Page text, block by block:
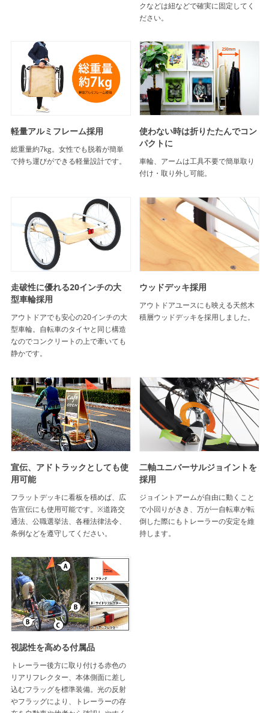
クなどは紐などで確実に固定してく
ださい。
軽量アルミフレーム採用
総重量約7kg。女性でも脱着が簡単
で持ち運びができる軽量設計です。
使わない時は折りたたんでコン
パクトに
車輪、アームは工具不要で簡単取り
付け・取り外し可能。
走破性に優れる20インチの大
型車輪採用
アウトドアでも安心の20インチの大
型車輪。自転車のタイヤと同じ構造
なのでコンクリートの上で牽いても
静かです。
ウッドデッキ採用
アウトドアユースにも映える天然木
積層ウッドデッキを採用しました。
宣伝、アドトラックとしても使
用可能
フラットデッキに看板を積めば、広
告宣伝にも使用可能です。※道路交
通法、公職選挙法、各種法律法令、
条例などを遵守してください。
二軸ユニバーサルジョイントを
採用
ジョイントアームが自由に動くこと
で小回りがきき、万が一自転車が転
倒した際にもトレーラーの安定を維
持します。
視認性を高める付属品
トレーラー後方に取り付ける赤色の
リアリフレクター、本体側面に差し
込むフラッグを標準装備。光の反射
やフラッグにより、トレーラーの存